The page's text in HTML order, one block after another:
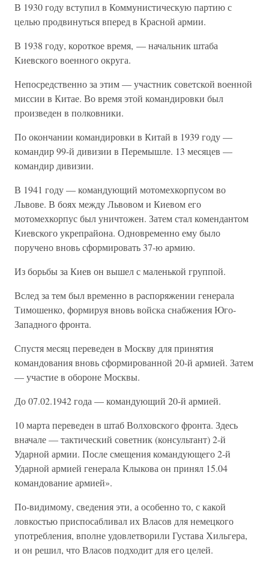
В 1930 году вступил в Коммунистическую партию с
целью продвинуться вперед в Красной армии.
В 1938 году, короткое время, — начальник штаба
Киевского военного округа.
Непосредственно за этим — участник советской военной
миссии в Китае. Во время этой командировки был
произведен в полковники.
По окончании командировки в Китай в 1939 году —
командир 99-й дивизии в Перемышле. 13 месяцев —
командир дивизии.
В 1941 году — командующий мотомехкорпусом во
Львове. В боях между Львовом и Киевом его
мотомехкорпус был уничтожен. Затем стал комендантом
Киевского укрепрайона. Одновременно ему было
поручено вновь сформировать 37-ю армию.
Из борьбы за Киев он вышел с маленькой группой.
Вслед за тем был временно в распоряжении генерала
Тимошенко, формируя вновь войска снабжения Юго-
Западного фронта.
Спустя месяц переведен в Москву для принятия
командования вновь сформированной 20-й армией. Затем
— участие в обороне Москвы.
До 07.02.1942 года — командующий 20-й армией.
10 марта переведен в штаб Волховского фронта. Здесь
вначале — тактический советник (консультант) 2-й
Ударной армии. После смещения командующего 2-й
Ударной армией генерала Клыкова он принял 15.04
командование армией».
По-видимому, сведения эти, а особенно то, с какой
ловкостью приспосабливал их Власов для немецкого
употребления, вполне удовлетворили Густава Хильгера,
и он решил, что Власов подходит для его целей.